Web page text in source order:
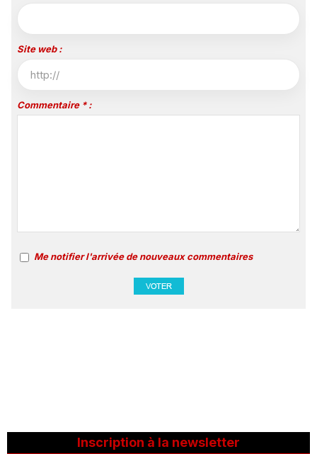
Site web :
Commentaire * :
Me notifier l'arrivée de nouveaux commentaires
Inscription à la newsletter